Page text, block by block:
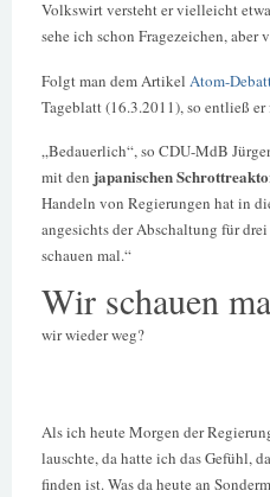
Volkswirt versteht er vielleicht
sehe ich schon Fragezeichen,
Folgt man dem Artikel Atom-
Tageblatt (16.3.2011), so entließ
„Bedauerlich“, so CDU-MdB
mit den japanischen
Handeln von Regierungen hat in
angesichts der Abschaltung für
schauen mal.“
Wir schauen
wir wieder weg?
Als ich heute Morgen der
lauschte, da hatte ich das Gefühl,
finden ist. Was da heute an